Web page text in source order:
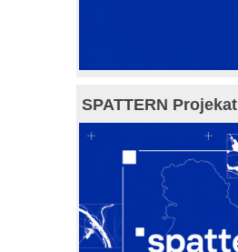
SPATTERN Projekat